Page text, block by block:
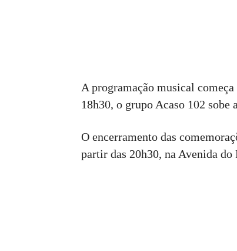
A programação musical
18h30, o grupo Acaso 102 sobe
O encerramento das
partir das 20h30, na Avenida do